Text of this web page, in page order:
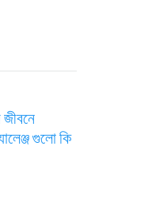
গুলো কি